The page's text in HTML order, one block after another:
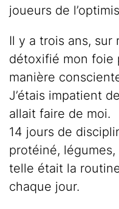
joueurs de
Il y a trois ans, sur
détoxifié mon foie
manière
J’étais impatient
allait faire de moi.
14 jours de
protéiné,
telle était la
chaque jour.